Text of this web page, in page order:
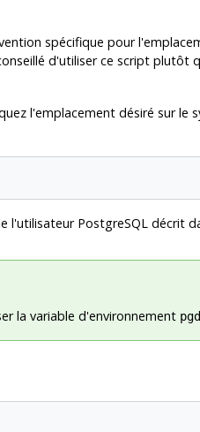
spécifique pour
d'utiliser ce script plutôt
l'emplacement désiré sur le
l'utilisateur PostgreSQL décrit
la variable d'environnement